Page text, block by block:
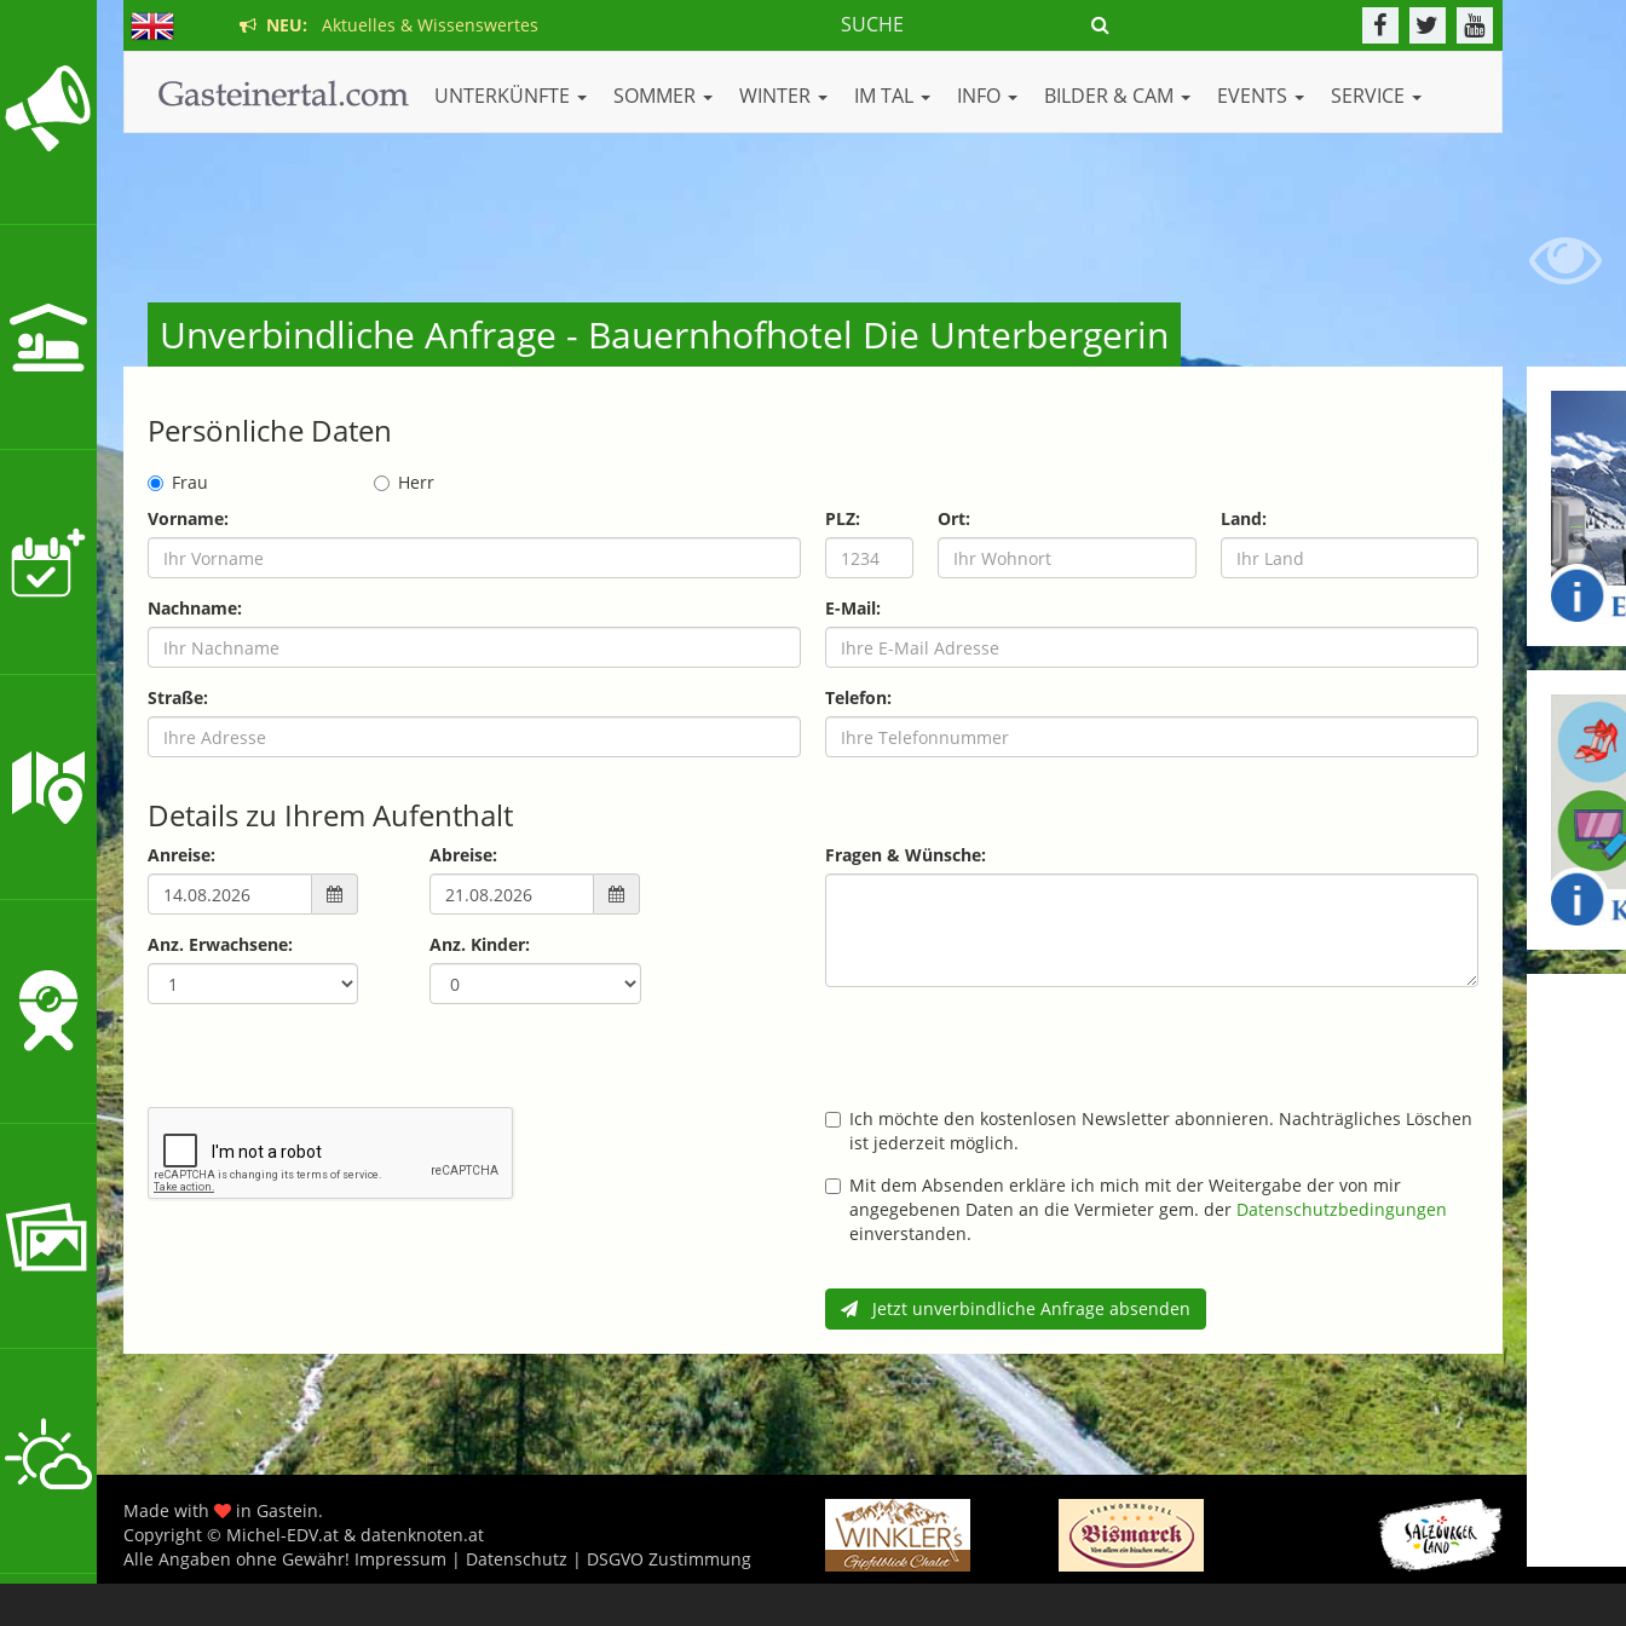
NEU: Aktuelles & Wissenswertes
UNTERKÜNFTE SOMMER WINTER IM TAL INFO BILDER & CAM EVENTS SERVICE
Unverbindliche Anfrage - Bauernhofhotel Die Unterbergerin
Persönliche Daten
Frau
Herr
Vorname:
Nachname:
Straße:
PLZ: Ort: Land:
E-Mail:
Telefon:
Details zu Ihrem Aufenthalt
Anreise: Abreise:
Anz. Erwachsene: Anz. Kinder:
Fragen & Wünsche:
Ich möchte den kostenlosen Newsletter abonnieren. Nachträgliches Löschen
ist jederzeit möglich.
Mit dem Absenden erkläre ich mich mit der Weitergabe der von mir
angegebenen Daten an die Vermieter gem. der Datenschutzbedingungen
einverstanden.
Jetzt unverbindliche Anfrage absenden
Made with
in Gastein.
Copyright © Michel-EDV.at & datenknoten.at
Alle Angaben ohne Gewähr! Impressum | Datenschutz | DSGVO Zustimmung